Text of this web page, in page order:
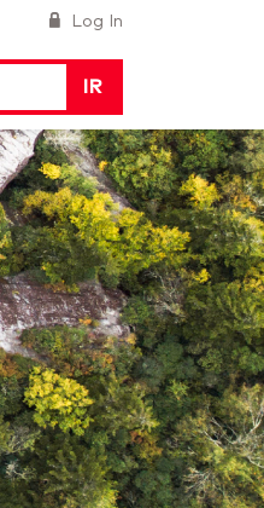
Log In
IR